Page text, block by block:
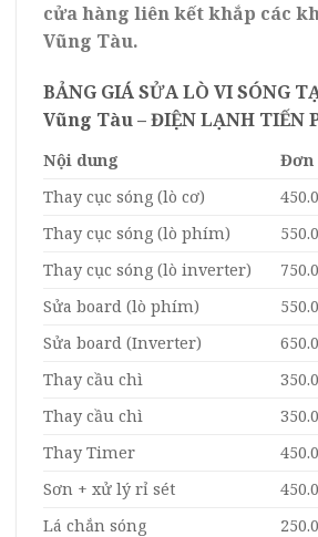
cửa hàng liên kết khắp các
Vũng Tàu.
BẢNG GIÁ SỬA LÒ VI SÓNG
Vũng Tàu – ĐIỆN LẠNH TIẾN
Nội dung
Đơn
Thay cục sóng (lò cơ)
Thay cục sóng (lò phím)
Thay cục sóng (lò inverter)
Sửa board (lò phím)
Sửa board (Inverter)
Thay cầu chì
Thay cầu chì
Thay Timer
Sơn + xử lý rỉ sét
Lá chắn sóng